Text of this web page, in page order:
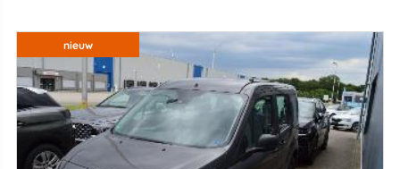
nieuw